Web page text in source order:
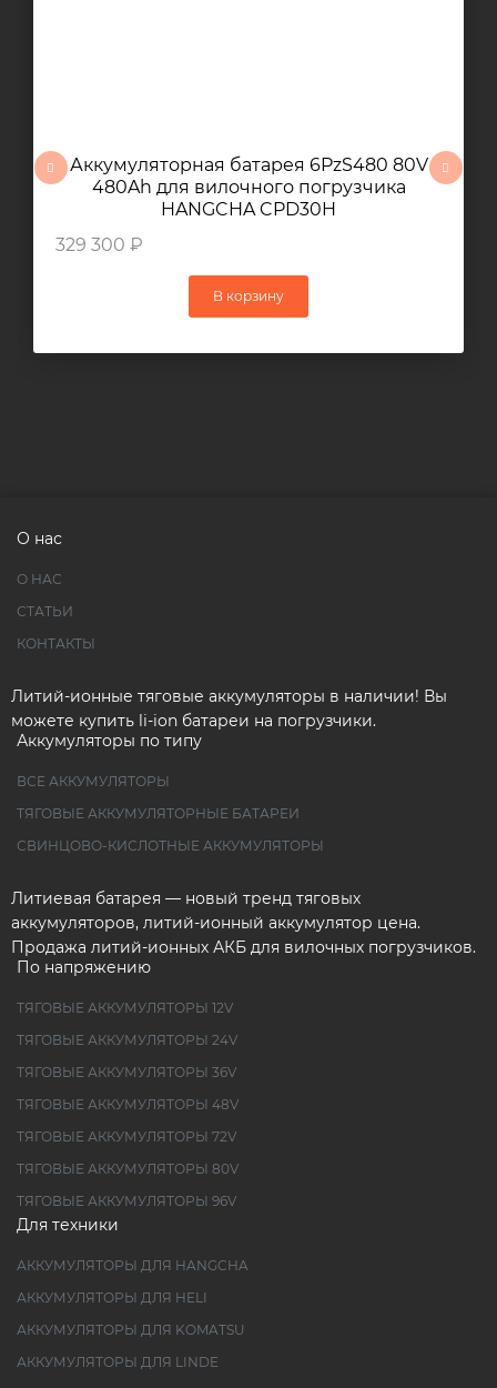
Аккумуляторная батарея 6PzS480 80V
480Ah для вилочного погрузчика
HANGCHA CPD30H
329 300 ₽
В корзину
О нас
О НАС
СТАТЬИ
КОНТАКТЫ
Литий-ионные тяговые аккумуляторы в наличии! Вы
можете купить li-ion батареи на погрузчики.
Аккумуляторы по типу
ВСЕ АККУМУЛЯТОРЫ
ТЯГОВЫЕ АККУМУЛЯТОРНЫЕ БАТАРЕИ
СВИНЦОВО-КИСЛОТНЫЕ АККУМУЛЯТОРЫ
Литиевая батарея — новый тренд тяговых
аккумуляторов, литий-ионный аккумулятор цена.
Продажа литий-ионных АКБ для вилочных погрузчиков.
По напряжению
ТЯГОВЫЕ АККУМУЛЯТОРЫ 12V
ТЯГОВЫЕ АККУМУЛЯТОРЫ 24V
ТЯГОВЫЕ АККУМУЛЯТОРЫ 36V
ТЯГОВЫЕ АККУМУЛЯТОРЫ 48V
ТЯГОВЫЕ АККУМУЛЯТОРЫ 72V
ТЯГОВЫЕ АККУМУЛЯТОРЫ 80V
ТЯГОВЫЕ АККУМУЛЯТОРЫ 96V
Для техники
АККУМУЛЯТОРЫ ДЛЯ HANGCHA
АККУМУЛЯТОРЫ ДЛЯ HELI
АККУМУЛЯТОРЫ ДЛЯ KOMATSU
АККУМУЛЯТОРЫ ДЛЯ LINDE